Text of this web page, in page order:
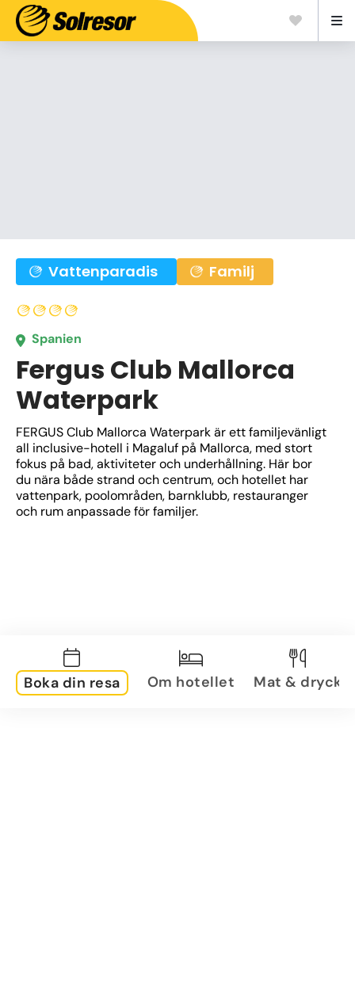
Vattenparadis Familj
Spanien
Fergus Club Mallorca
Waterpark
FERGUS Club Mallorca Waterpark är ett familjevänligt
all inclusive-hotell i Magaluf på Mallorca, med stort
fokus på bad, aktiviteter och underhållning. Här bor
du nära både strand och centrum, och hotellet har
vattenpark, poolområden, barnklubb, restauranger
och rum anpassade för familjer.
Boka din resa Om hotellet Mat & dryck